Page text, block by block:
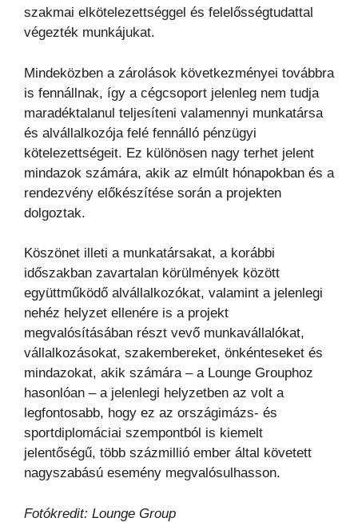
szakmai elkötelezettséggel és felelősségtudattal
végezték munkájukat.
Mindeközben a zárolások következményei továbbra
is fennállnak, így a cégcsoport jelenleg nem tudja
maradéktalanul teljesíteni valamennyi munkatársa
és alvállalkozója felé fennálló pénzügyi
kötelezettségeit. Ez különösen nagy terhet jelent
mindazok számára, akik az elmúlt hónapokban és a
rendezvény előkészítése során a projekten
dolgoztak.
Köszönet illeti a munkatársakat, a korábbi
időszakban zavartalan körülmények között
együttműködő alvállalkozókat, valamint a jelenlegi
nehéz helyzet ellenére is a projekt
megvalósításában részt vevő munkavállalókat,
vállalkozásokat, szakembereket, önkénteseket és
mindazokat, akik számára – a Lounge Grouphoz
hasonlóan – a jelenlegi helyzetben az volt a
legfontosabb, hogy ez az országimázs- és
sportdiplomáciai szempontból is kiemelt
jelentőségű, több százmillió ember által követett
nagyszabású esemény megvalósulhasson.
Fotókredit: Lounge Group